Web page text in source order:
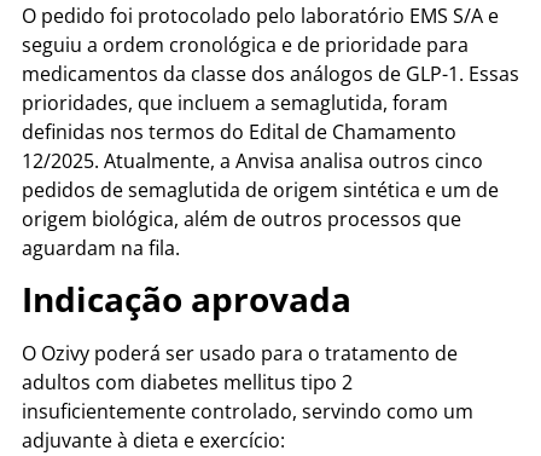
O pedido foi protocolado pelo laboratório EMS S/A e
seguiu a ordem cronológica e de prioridade para
medicamentos da classe dos análogos de GLP-1. Essas
prioridades, que incluem a semaglutida, foram
definidas nos termos do Edital de Chamamento
12/2025. Atualmente, a Anvisa analisa outros cinco
pedidos de semaglutida de origem sintética e um de
origem biológica, além de outros processos que
aguardam na fila.
Indicação aprovada
O Ozivy poderá ser usado para o tratamento de
adultos com diabetes mellitus tipo 2
insuficientemente controlado, servindo como um
adjuvante à dieta e exercício: